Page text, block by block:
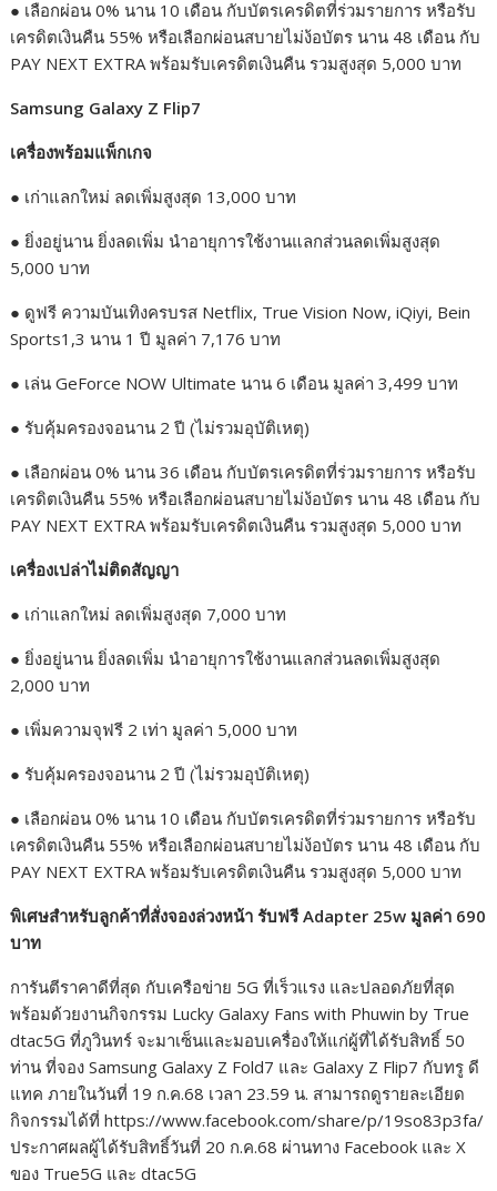
● เลือกผ่อน 0% นาน 10 เดือน กับบัตรเครดิตที่ร่วมรายการ หรือรับ
เครดิตเงินคืน 55% หรือเลือกผ่อนสบายไม่ง้อบัตร นาน 48 เดือน กับ
PAY NEXT EXTRA พร้อมรับเครดิตเงินคืน รวมสูงสุด 5,000 บาท
Samsung Galaxy Z Flip7
เครื่องพร้อมแพ็กเกจ
● เก่าแลกใหม่ ลดเพิ่มสูงสุด 13,000 บาท
● ยิ่งอยู่นาน ยิ่งลดเพิ่ม นำอายุการใช้งานแลกส่วนลดเพิ่มสูงสุด
5,000 บาท
● ดูฟรี ความบันเทิงครบรส Netflix, True Vision Now, iQiyi, Bein
Sports1,3 นาน 1 ปี มูลค่า 7,176 บาท
● เล่น GeForce NOW Ultimate นาน 6 เดือน มูลค่า 3,499 บาท
● รับคุ้มครองจอนาน 2 ปี (ไม่รวมอุบัติเหตุ)
● เลือกผ่อน 0% นาน 36 เดือน กับบัตรเครดิตที่ร่วมรายการ หรือรับ
เครดิตเงินคืน 55% หรือเลือกผ่อนสบายไม่ง้อบัตร นาน 48 เดือน กับ
PAY NEXT EXTRA พร้อมรับเครดิตเงินคืน รวมสูงสุด 5,000 บาท
เครื่องเปล่าไม่ติดสัญญา
● เก่าแลกใหม่ ลดเพิ่มสูงสุด 7,000 บาท
● ยิ่งอยู่นาน ยิ่งลดเพิ่ม นำอายุการใช้งานแลกส่วนลดเพิ่มสูงสุด
2,000 บาท
● เพิ่มความจุฟรี 2 เท่า มูลค่า 5,000 บาท
● รับคุ้มครองจอนาน 2 ปี (ไม่รวมอุบัติเหตุ)
● เลือกผ่อน 0% นาน 10 เดือน กับบัตรเครดิตที่ร่วมรายการ หรือรับ
เครดิตเงินคืน 55% หรือเลือกผ่อนสบายไม่ง้อบัตร นาน 48 เดือน กับ
PAY NEXT EXTRA พร้อมรับเครดิตเงินคืน รวมสูงสุด 5,000 บาท
พิเศษสำหรับลูกค้าที่สั่งจองล่วงหน้า รับฟรี Adapter 25w มูลค่า 690
บาท
การันตีราคาดีที่สุด กับเครือข่าย 5G ที่เร็วแรง และปลอดภัยที่สุด
พร้อมด้วยงานกิจกรรม Lucky Galaxy Fans with Phuwin by True
dtac5G ที่ภูวินทร์ จะมาเซ็นและมอบเครื่องให้แก่ผู้ที่ได้รับสิทธิ์ 50
ท่าน ที่จอง Samsung Galaxy Z Fold7 และ Galaxy Z Flip7 กับทรู ดี
แทค ภายในวันที่ 19 ก.ค.68 เวลา 23.59 น. สามารถดูรายละเอียด
กิจกรรมได้ที่ https://www.facebook.com/share/p/19so83p3fa/
ประกาศผลผู้ได้รับสิทธิ์วันที่ 20 ก.ค.68 ผ่านทาง Facebook และ X
ของ True5G และ dtac5G